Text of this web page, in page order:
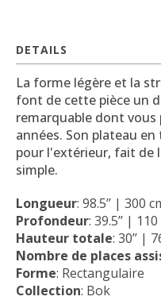
DETAILS
La forme légère et la
font de cette pièce un
remarquable dont
années. Son plateau
pour l'extérieur, fait de
simple.
Longueur: 98.5’’ | 300
Profondeur: 39.5’’ |
Hauteur totale: 30’’ |
Nombre de places
Forme: Rectangulaire
Collection: Bok